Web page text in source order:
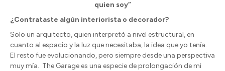
quien soy”
¿Contrataste algún interiorista o decorador?
Solo un arquitecto, quien interpretó a nivel estructural, en
cuanto al espacio y la luz que necesitaba, la idea que yo tenía.
El resto fue evolucionando, pero siempre desde una perspectiva
muy mía. The Garage es una especie de prolongación de mi